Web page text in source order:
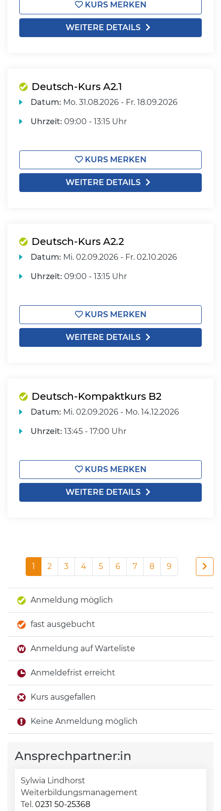
KURS MERKEN
WEITERE DETAILS
Deutsch-Kurs A2.1
Datum: Mo. 31.08.2026 - Fr. 18.09.2026
Uhrzeit: 09:00 - 13:15 Uhr
KURS MERKEN
WEITERE DETAILS
Deutsch-Kurs A2.2
Datum: Mi. 02.09.2026 - Fr. 02.10.2026
Uhrzeit: 09:00 - 13:15 Uhr
KURS MERKEN
WEITERE DETAILS
Deutsch-Kompaktkurs B2
Datum: Mi. 02.09.2026 - Mo. 14.12.2026
Uhrzeit: 13:45 - 17:00 Uhr
KURS MERKEN
WEITERE DETAILS
1 2 3 4 5 6 7 8 9
Anmeldung möglich
fast ausgebucht
Anmeldung auf Warteliste
Anmeldefrist erreicht
Kurs ausgefallen
Keine Anmeldung möglich
Ansprechpartner:in
Sylwia Lindhorst
Weiterbildungsmanagement
Tel. 0231 50-25368